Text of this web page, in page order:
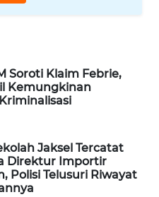
Soroti Klaim Febrie,
Kemungkinan
Jaksel Tercatat
Direktur Importir
Polisi Telusuri Riwayat